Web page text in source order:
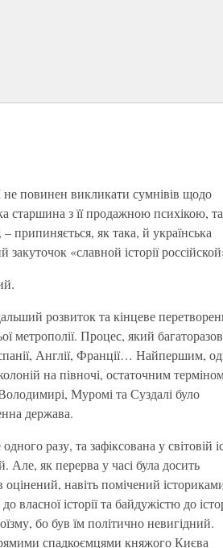
не повинен викликати сумнівів щодо
старшина з її продажною психікою, та
припиняється, як така, й українська
«славной історії
розвиток та кінцеве
метрополії. Процес, який
Англії, Франції… Найпершим,
на півночі, остаточним
Муромі та Суздалі було
держава.
разу, та зафіксована у світовій
Але, як перерва у часі була досить
навіть помічений
власної історії та байдужістю до
бо був їм політично невигідний.
спадкоємцями княжого Києва